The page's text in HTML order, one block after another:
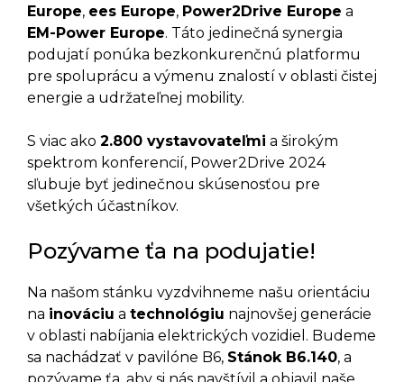
Europe, ees Europe, Power2Drive Europe a
EM-Power Europe. Táto jedinečná synergia
podujatí ponúka bezkonkurenčnú platformu
pre spoluprácu a výmenu znalostí v oblasti čistej
energie a udržateľnej mobility.
S viac ako 2.800 vystavovateľmi a širokým
spektrom konferencií, Power2Drive 2024
sľubuje byť jedinečnou skúsenosťou pre
všetkých účastníkov.
Pozývame ťa na podujatie!
Na našom stánku vyzdvihneme našu orientáciu
na inováciu a technológiu najnovšej generácie
v oblasti nabíjania elektrických vozidiel. Budeme
sa nachádzať v pavilóne B6, Stánok B6.140, a